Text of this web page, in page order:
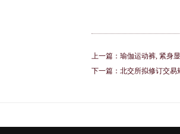
上一篇： 瑜伽运动裤, 紧身
下一篇： 北交所拟修订交易